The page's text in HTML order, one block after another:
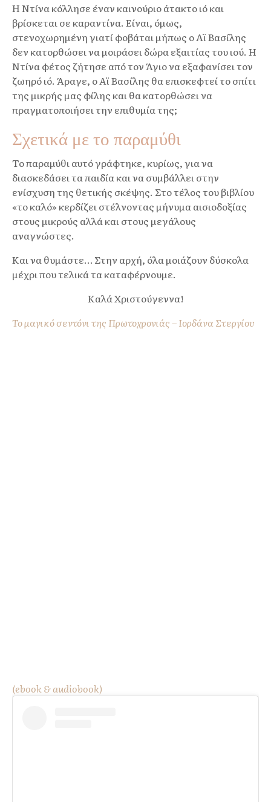
Η Ντίνα κόλλησε έναν καινούριο άτακτο ιό και
βρίσκεται σε καραντίνα. Είναι, όμως,
στενοχωρημένη γιατί φοβάται μήπως ο Αϊ Βασίλης
δεν κατορθώσει να μοιράσει δώρα εξαιτίας του ιού. Η
Ντίνα φέτος ζήτησε από τον Άγιο να εξαφανίσει τον
ζωηρό ιό. Άραγε, ο Αϊ Βασίλης θα επισκεφτεί το σπίτι
της μικρής μας φίλης και θα κατορθώσει να
πραγματοποιήσει την επιθυμία της;
Σχετικά με το παραμύθι
Το παραμύθι αυτό γράφτηκε, κυρίως, για να
διασκεδάσει τα παιδία και να συμβάλλει στην
ενίσχυση της θετικής σκέψης. Στο τέλος του βιβλίου
«το καλό» κερδίζει στέλνοντας μήνυμα αισιοδοξίας
στους μικρούς αλλά και στους μεγάλους
αναγνώστες.
Και να θυμάστε… Στην αρχή, όλα μοιάζουν δύσκολα
μέχρι που τελικά τα καταφέρνουμε.
Καλά Χριστούγεννα!
Το μαγικό σεντόνι της Πρωτοχρονιάς – Ιορδάνα Στεργίου
(ebook & audiobook)